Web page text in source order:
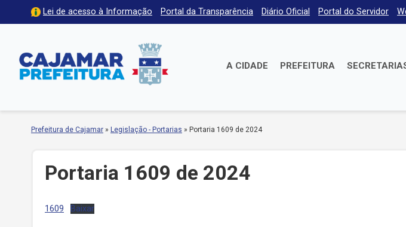
Lei de acesso à Informação Portal da Transparência Diário Oficial Portal do Servidor
A CIDADE PREFEITURA
Prefeitura de Cajamar » Legislação - Portarias » Portaria 1609 de 2024
Portaria 1609 de 2024
1609 Baixar